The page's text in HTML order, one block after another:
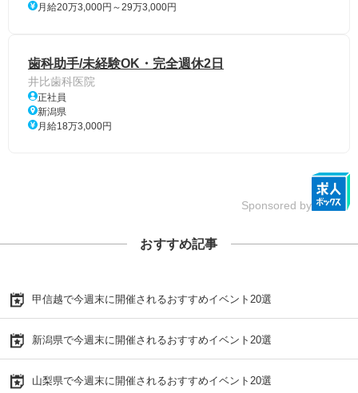
月給20万3,000円～29万3,000円
歯科助手/未経験OK・完全週休2日
井比歯科医院
正社員
新潟県
月給18万3,000円
Sponsored by
おすすめ記事
甲信越で今週末に開催されるおすすめイベント20選
新潟県で今週末に開催されるおすすめイベント20選
山梨県で今週末に開催されるおすすめイベント20選